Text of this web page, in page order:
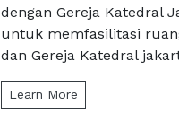
dengan Gereja Katedral
untuk memfasilitasi
dan Gereja Katedral
Learn More